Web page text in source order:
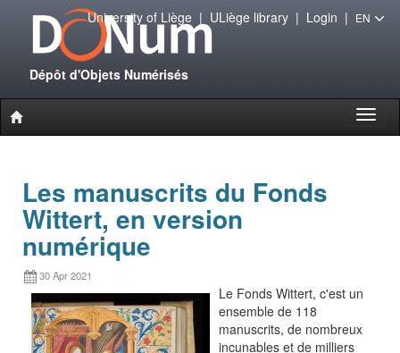
Dépôt d'Objets Numérisés
University of Liège| ULiège library| Login | EN
Les manuscrits du Fonds
Wittert, en version
numérique
30 Apr 2021
Le Fonds Wittert, c'est un
ensemble de 118
manuscrits, de nombreux
incunables et de milliers